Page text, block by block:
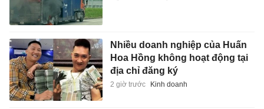
Nhiều doanh nghiệp của Huấn
Hoa Hồng không hoạt động tại
địa chỉ đăng ký
2 giờ trước Kinh doanh